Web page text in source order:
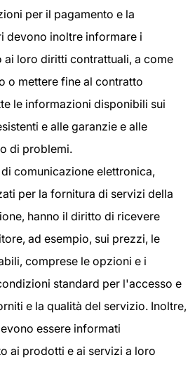
per il pagamento e la
devono inoltre informare i
loro diritti contrattuali, a come
o mettere fine al contratto
le informazioni disponibili sui
e alle garanzie e alle
di problemi.
comunicazione elettronica,
per la fornitura di servizi della
hanno il diritto di ricevere
ad esempio, sui prezzi, le
comprese le opzioni e i
standard per l'accesso e
e la qualità del servizio. Inoltre,
essere informati
ai prodotti e ai servizi a loro